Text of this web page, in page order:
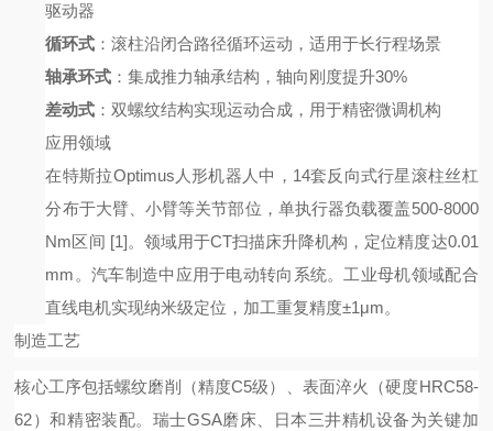
驱动器
循环式 ：滚柱沿闭合路径循环运动，适用于长行程场景
轴承环式 ：集成推力轴承结构，轴向刚度提升30%
差动式 ：双螺纹结构实现运动合成，用于精密微调机构
应用领域
在特斯拉Optimus人形机器人中，14套反向式行星滚柱丝杠
分布于大臂、小臂等关节部位，单执行器负载覆盖500-8000
Nm区间 [1]。领域用于CT扫描床升降机构，定位精度达0.01
mm。汽车制造中应用于电动转向系统。工业母机领域配合
直线电机实现纳米级定位，加工重复精度±1μm。
制造工艺
核心工序包括螺纹磨削（精度C5级）、表面淬火（硬度HRC58-
62）和精密装配。瑞士GSA磨床、日本三井精机设备为关键加